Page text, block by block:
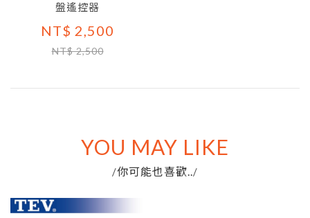
盤遙控器
NT$ 2,500
NT$ 2,500
YOU MAY LIKE
/你可能也喜歡../